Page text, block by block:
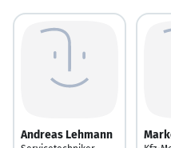
Andreas Lehmann